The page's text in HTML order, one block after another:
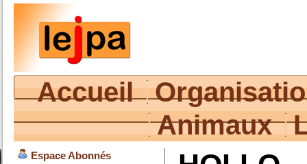
Accueil
Animaux
Espace Abonnés